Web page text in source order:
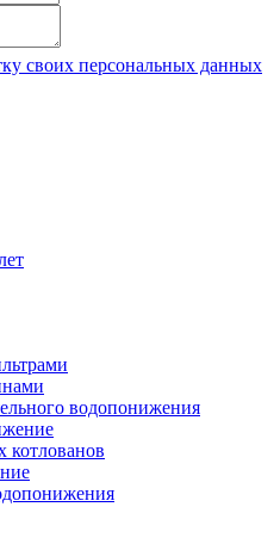
своих персональных данных
водопонижения
котлованов